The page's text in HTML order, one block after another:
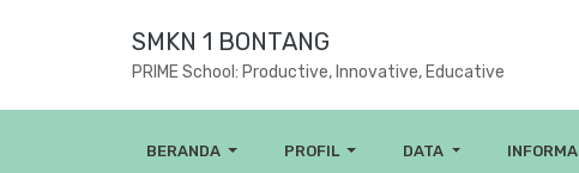
SMKN 1 BONTANG
PRIME School: Productive, Innovative, Educative
BERANDA PROFIL DATA